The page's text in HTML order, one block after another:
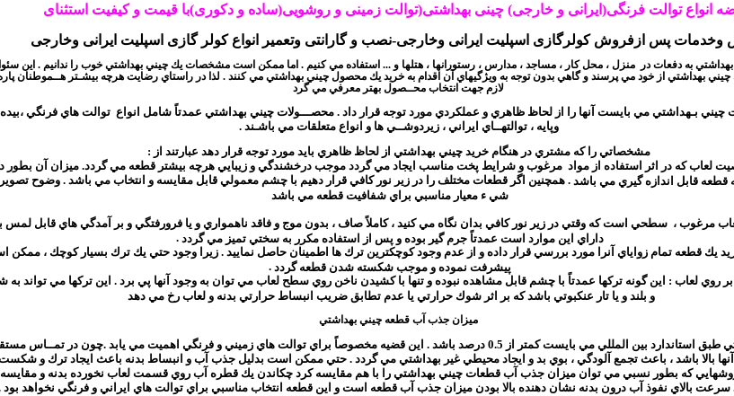
انواع توالت فرنگی(ایرانی و خارجی) چینی بهداشتی(توالت زمینی و روشویی(ساده و دکوری)با قیمت و کیفیت استثنای
پس ازفروش کولرگازی اسپلیت ایرانی وخارجی-نصب و گارانتی وتعمیر انواع کولر گازی اسپلیت ایرانی وخارجی
به دفعات در منزل ، محل كار ، مساجد ، مدارس ، رستورانها ، هتلها و ... استفاده مي كنيم . اما ممكن است مشخصات يك چيني بهداشتي خوب را ندانيم . اين
بهداشتي از خود مي پرسند و گاهي بدون توجه به ويژگيهاي آن اقدام به خريد يك محصول چيني بهداشتي مي كنند . لذا در راستاي رضايت هرچه بيشـتر هــموطنان
لازم جهت انتخاب محــصول بهتر معرفي مي گرد
بـهداشتي مي بايست آنها را از لحاظ ظاهري و عملكردي مورد توجه قرار داد . محصـــولات چيني بهداشتي عمدتاً شامل انواع توالت هاي فرنگي
وپايه ، توالتهــاي ايراني ، زيردوشــي ها و انواع متعلقات مي باشـند .
مشخصاتي را كه مشتري در هنگام خريد چيني بهداشتي از لحاظ ظاهري بايد مورد توجه قرار دهد عبارتند از :
لعاب كه در اثر استفاده از مواد مرغوب و شرايط پخت مناسب ايجاد مي گردد موجب درخشندگي و زيبايي هرچه بيشتر قطعه مي گردد. ميزان آن بطور
قطعه قابل اندازه گيري مي باشد .همچنين اگر قطعات مختلف را در زير نور كافي قرار دهيم با چشم معمولي قابل مقايسه و انتخاب مي باشد . وضوح
شي ء معيار مناسبي براي شفافيت قطعه مي باشد
مرغوب ، سطحي است كه وقتي در زير نور كافي بدان نگاه مي كنيد ، كاملاً صاف ، بدون موج و فاقد ناهمواري و يا فرورفتگي و بر آمدگي هاي قابل لمس
داراي اين موارد است عمدتاً جرم گير بوده و پس از استفاده مكرر به سختي تميز مي گردد .
يك قطعه تمام زواياي آنرا مورد بررسي قرار داده و از عدم وجود كوچكترين ترك ها اطمينان حاصل نماييد . زيرا وجود حتي يك ترك بسيار كوچك ، ممكن
پيشرفت نموده و موجب شكسته شدن قطعه گردد .
روي لعاب : اين گونه تركها عمدتاً با چشم قابل مشاهده نبوده و تنها با كشيدن ناخن روي سطح لعاب مي توان به وجود آنها پي برد . اين تركها مي تواند
و بلند و يا تار عنكبوتي باشد كه بر اثر شوك حرارتي يا عدم تطابق ضريب انبساط حرارتي بدنه و لعاب رخ مي دهد
ميزان جذب آب قطعه چيني بهداشتي
ب آب يك قطعه چيني بهداشتي طبق استاندارد بين المللي مي بايست كمتر از 0.5 درصد باشد . اين قضيه مخصوصاً براي توالت هاي زميني و فرنگي اهميت مي يابد .چون در
بالا باشد ، باعث تجمع آلودگي ، بوي بد و ايجاد محيطي غير بهداشتي مي گردد . حتي ممكن است بدليل جذب آب و انبساط بدنه باعث ايجاد ترك و
روشهايي كه بطور نسبي مي توان ميزان جذب آب قطعات چيني بهداشتي را با هم مقايسه كرد چكاندن يك قطره آب روي قسمت لعاب نخورده بدنه و
بالاي نفوذ آب درون بدنه نشان دهنده بالا بودن ميزان جذب آب قطعه است و اين قطعه انتخاب مناسبي براي توالت هاي ايراني و فرنگي نخواهد بود